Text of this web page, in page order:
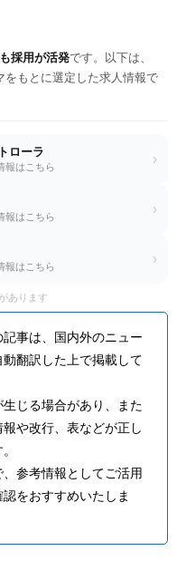
採用が活発です。以下は、
もとに選定した求人情報で
ローラ
報はこちら ›
報はこちら ›
報はこちら ›
あります
事は、国内外のニュー
翻訳した上で掲載して
じる場合があり、また
や改行、表などが正し
参考情報としてご活用
をおすすめいたしま